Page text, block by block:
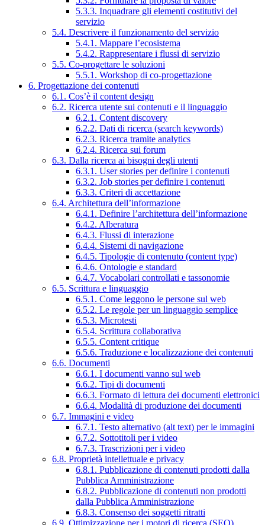
5.3.3. Inquadrare gli elementi costitutivi del
servizio
5.4. Descrivere il funzionamento del servizio
5.4.1. Mappare l’ecosistema
5.4.2. Rappresentare i flussi di servizio
5.5. Co-progettare le soluzioni
5.5.1. Workshop di co-progettazione
6. Progettazione dei contenuti
6.1. Cos’è il content design
6.2. Ricerca utente sui contenuti e il linguaggio
6.2.1. Content discovery
6.2.2. Dati di ricerca (search keywords)
6.2.3. Ricerca tramite analytics
6.2.4. Ricerca sui forum
6.3. Dalla ricerca ai bisogni degli utenti
6.3.1. User stories per definire i contenuti
6.3.2. Job stories per definire i contenuti
6.3.3. Criteri di accettazione
6.4. Architettura dell’informazione
6.4.1. Definire l’architettura dell’informazione
6.4.2. Alberatura
6.4.3. Flussi di interazione
6.4.4. Sistemi di navigazione
6.4.5. Tipologie di contenuto (content type)
6.4.6. Ontologie e standard
6.4.7. Vocabolari controllati e tassonomie
6.5. Scrittura e linguaggio
6.5.1. Come leggono le persone sul web
6.5.2. Le regole per un linguaggio semplice
6.5.3. Microtesti
6.5.4. Scrittura collaborativa
6.5.5. Content critique
6.5.6. Traduzione e localizzazione dei contenuti
6.6. Documenti
6.6.1. I documenti vanno sul web
6.6.2. Tipi di documenti
6.6.3. Formato di lettura dei documenti elettronici
6.6.4. Modalità di produzione dei documenti
6.7. Immagini e video
6.7.1. Testo alternativo (alt text) per le immagini
6.7.2. Sottotitoli per i video
6.7.3. Trascrizioni per i video
6.8. Proprietà intellettuale e privacy
6.8.1. Pubblicazione di contenuti prodotti dalla
Pubblica Amministrazione
6.8.2. Pubblicazione di contenuti non prodotti
dalla Pubblica Amministrazione
6.8.3. Consenso dei soggetti ritratti
6.9. Ottimizzazione per i motori di ricerca (SEO)